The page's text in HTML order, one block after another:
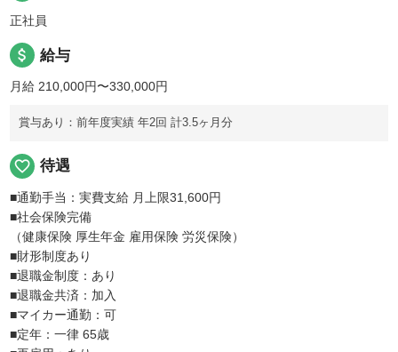
正社員
attach_money 給与
月給 210,000円〜330,000円
賞与あり：前年度実績 年2回 計3.5ヶ月分
favorite_border 待遇
■通勤手当：実費支給 月上限31,600円
■社会保険完備
（健康保険 厚生年金 雇用保険 労災保険）
■財形制度あり
■退職金制度：あり
■退職金共済：加入
■マイカー通勤：可
■定年：一律 65歳